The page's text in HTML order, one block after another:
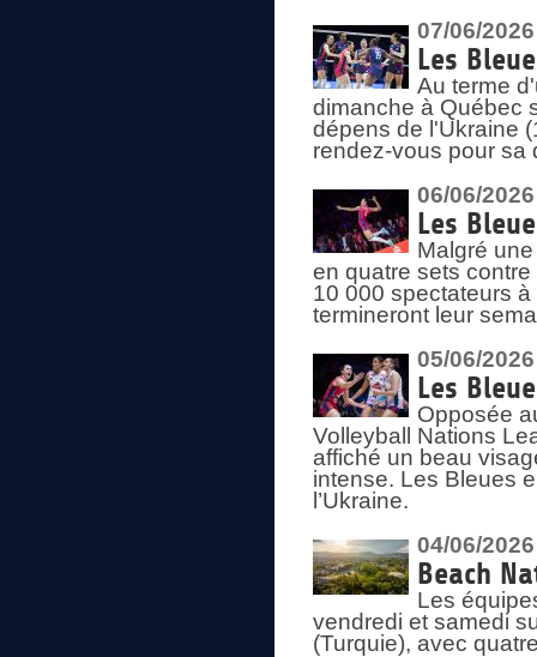
07/06/2026
Les
Au terme
dimanche à Québec
dépens de l'Ukraine
rendez-vous pour sa
06/06/2026
Les
Malgré
en quatre sets
10 000 spectateurs
termineront leur
05/06/2026
Les
Opposée
Volleyball Nations
affiché un beau
intense. Les Bleues
l’Ukraine.
04/06/2026
Beach
Les
vendredi et samedi
(Turquie), avec